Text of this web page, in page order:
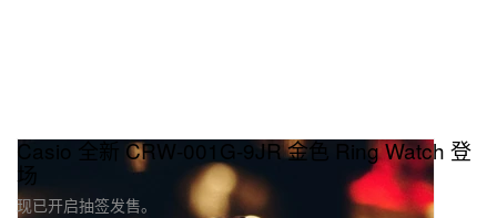
Casio 全新 CRW-001G-9JR 金色 Ring Watch 登
场
现已开启抽签发售。